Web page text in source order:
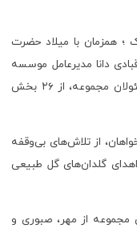
؛ همزمان با میلاد حضرت
دانا مدیرعامل موسسه
خیریه کهریزک به‌همراه جمعی از مدیران و مسئولان مجموعه، از ۲۶ بخش
از تلاش‌های بی‌وقفه
گلدان‌های گل طبیعی
مجموعه از مهر، صبوری و